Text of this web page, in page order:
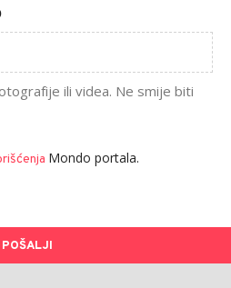
ili videa. Ne smije biti
Mondo portala.
POŠALJI